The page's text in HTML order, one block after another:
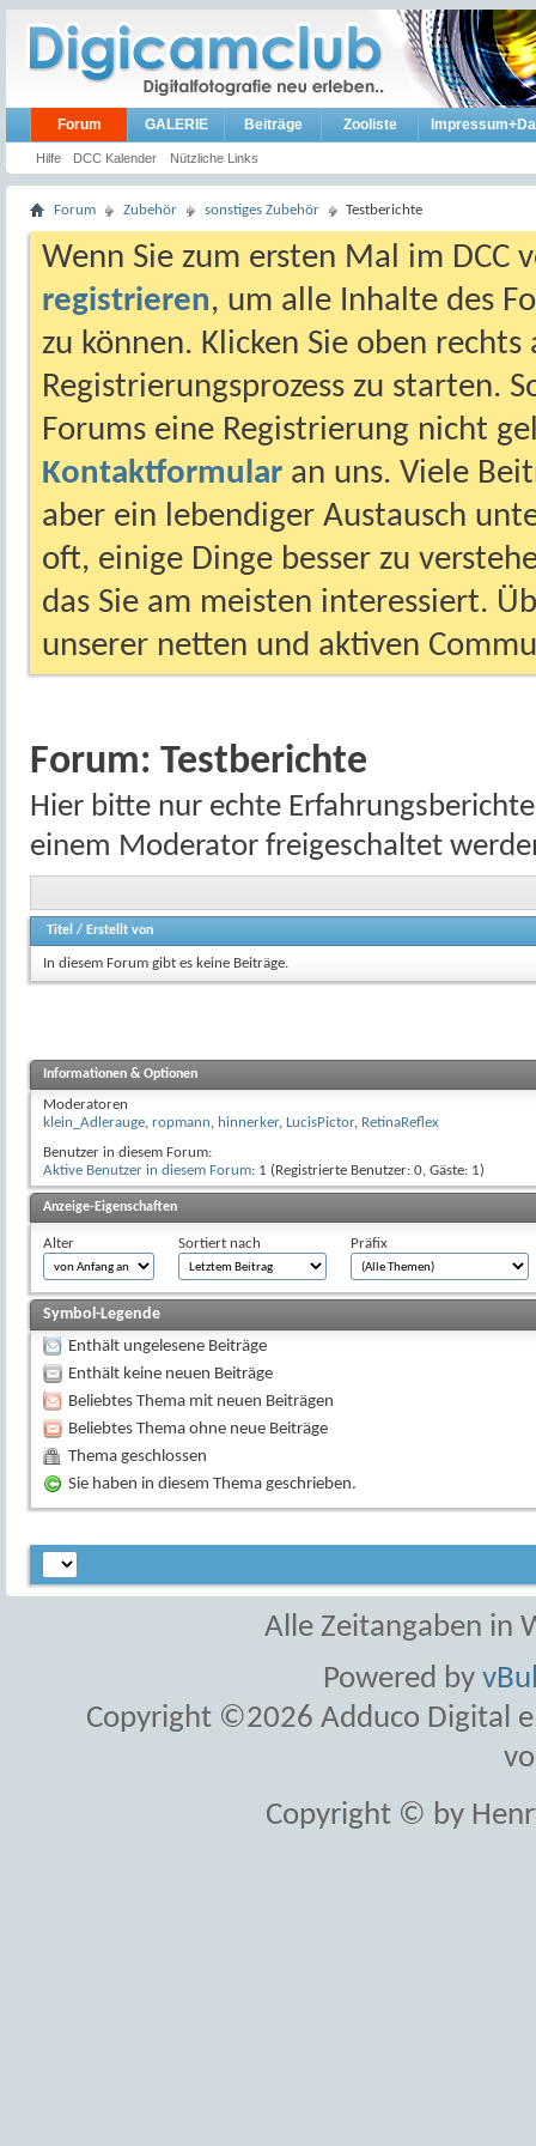
Forum
Hilfe DCC Kalender Nützliche Links
GALERIE Beiträge Zooliste
Forum Zubehör sonstiges Zubehör Testberichte
Wenn Sie zum ersten Mal im DCC
registrieren, um alle Inhalte des
zu können. Klicken Sie oben
Registrierungsprozess zu starten.
Forums eine Registrierung nicht
Kontaktformular an uns. Viele
aber ein lebendiger Austausch
oft, einige Dinge besser zu
das Sie am meisten interessiert.
unserer netten und aktiven
Forum: Testberichte
Hier bitte nur echte
einem Moderator freigeschaltet
Titel / Erstellt von
In diesem Forum gibt es keine Beiträge.
Informationen & Optionen
Moderatoren
klein_Adlerauge, ropmann, hinnerker, LucisPictor, RetinaReflex
Benutzer in diesem Forum:
Aktive Benutzer in diesem Forum: 1 (Registrierte Benutzer: 0, Gäste: 1)
Anzeige-Eigenschaften
Alter Sortiert nach Präfix
Symbol-Legende
Enthält ungelesene Beiträge
Enthält keine neuen Beiträge
Beliebtes Thema mit neuen Beiträgen
Beliebtes Thema ohne neue Beiträge
Thema geschlossen
Sie haben in diesem Thema geschrieben.
Alle Zeitangaben in
Powered by
Copyright ©2026 Adduco Digital
Copyright © by